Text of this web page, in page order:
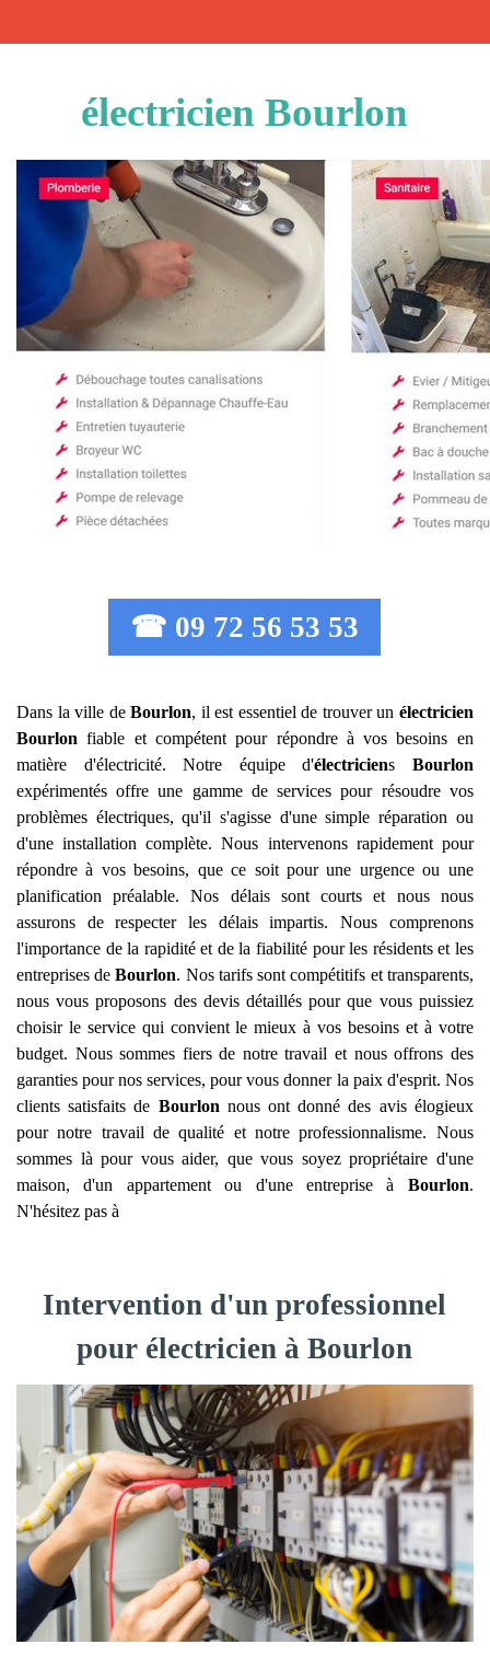
électricien Bourlon
☎ 09 72 56 53 53
Dans la ville deBourlon, il est essentiel de trouver un électricien
Bourlon fiable et compétent pour répondre à vos besoins en
matière d'électricité. Notre équipe d'électriciens Bourlon
expérimentés offre une gamme de services pour résoudre vos
problèmes électriques, qu'il s'agisse d'une simple réparation ou
d'une installation complète. Nous intervenons rapidement pour
répondre à vos besoins, que ce soit pour une urgence ou une
planification préalable. Nos délais sont courts et nous nous
assurons de respecter les délais impartis. Nous comprenons
l'importance de la rapidité et de la fiabilité pour les résidents et les
entreprises deBourlon. Nos tarifs sont compétitifs et transparents,
nous vous proposons des devis détaillés pour que vous puissiez
choisir le service qui convient le mieux à vos besoins et à votre
budget. Nous sommes fiers de notre travail et nous offrons des
garanties pour nos services, pour vous donner la paix d'esprit. Nos
clients satisfaits de Bourlon nous ont donné des avis élogieux
pour notre travail de qualité et notre professionnalisme. Nous
sommes là pour vous aider, que vous soyez propriétaire d'une
maison, d'un appartement ou d'une entreprise à Bourlon.
N'hésitez pas à
Intervention d'un professionnel
pour électricien à Bourlon